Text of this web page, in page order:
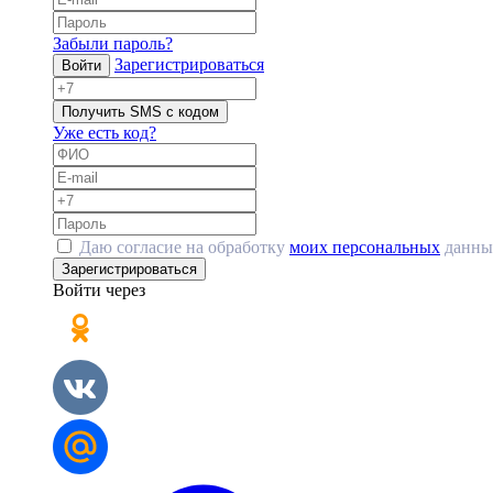
Забыли пароль?
Войти Зарегистрироваться
Получить SMS с кодом
Уже есть код?
Даю согласие на обработку моих персональных
Зарегистрироваться
Войти через